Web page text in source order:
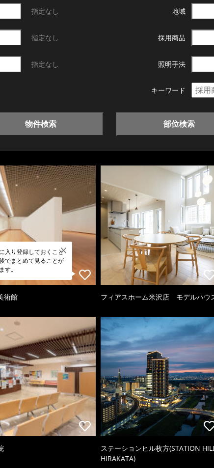
指定なし 地域
指定なし 採用商品
指定なし 照明手法
キーワード
物件検索 部位検索
入り登録しておくこと
でまとめて見ることが
す。
術館 フィアスホーム米沢店 モデルハウ
ステーションヒル枚方(STATION
HIRAKATA)